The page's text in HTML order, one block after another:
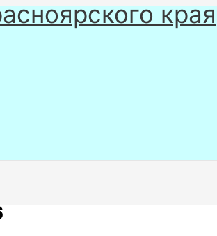
края